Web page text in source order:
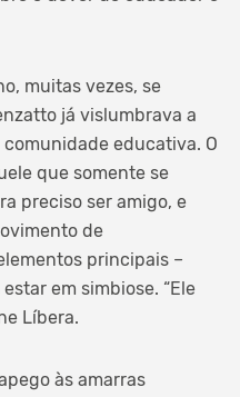
muitas vezes, se
já vislumbrava a
educativa. O
que somente se
preciso ser amigo, e
de
principais –
em simbiose. “Ele
Líbera.
às amarras